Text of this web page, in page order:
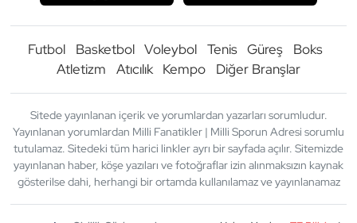
Futbol Basketbol Voleybol Tenis Güreş
Boks
Atletizm
Atıcılık Kempo Diğer Branşlar
Sitede yayınlanan içerik ve yorumlardan yazarları sorumludur.
Yayınlanan yorumlardan Milli Fanatikler | Milli Sporun Adresi sorumlu
tutulamaz. Sitedeki tüm harici linkler ayrı bir sayfada açılır. Sitemizde
yayınlanan haber, köşe yazıları ve fotoğraflar izin alınmaksızın kaynak
gösterilse dahi, herhangi bir ortamda kullanılamaz ve yayınlanamaz